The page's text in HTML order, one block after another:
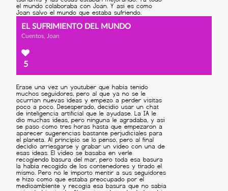
EL SUFRIMIENTO DEL MUNDO
Cuentos, Joan
5